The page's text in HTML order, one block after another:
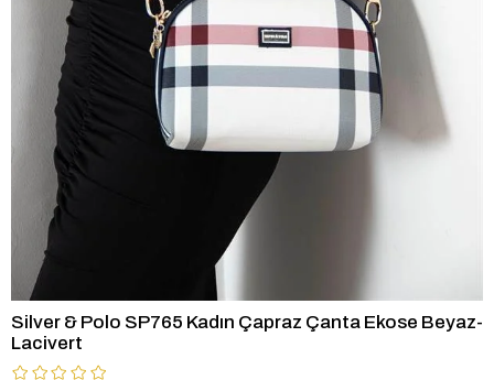
Silver & Polo SP765 Kadın Çapraz Çanta Ekose Beyaz-
Lacivert